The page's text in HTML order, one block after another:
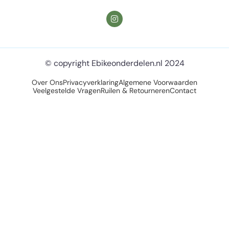
© copyright Ebikeonderdelen.nl 2024
Over OnsPrivacyverklaringAlgemene Voorwaarden
Veelgestelde VragenRuilen & RetournerenContact